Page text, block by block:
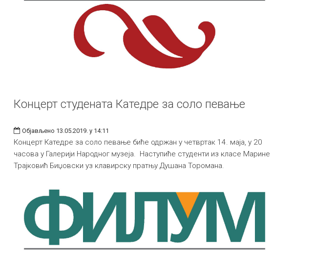
Концерт студената Катедре за соло певање
Објављено 13.05.2019. у 14:11
Концерт Катедре за соло певање биће одржан у четвртак 14. маја, у 20
часова у Галерији Народног музеја. Наступиће студенти из класе Марине
Трајковић Биџовски уз клавирску пратњу Душана Торомана.